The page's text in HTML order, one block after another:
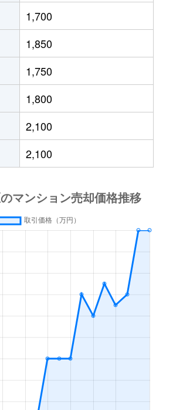
2,300万円
3,800万円
2,100万円
1,700万円
2,100万円
3,000万円
環状通東
2,700万円 環状通東
350万円 北18条
北18条
北18条
2,200万円 北18条
1,600万円
1,700
1,850
1,750
1,800
2,100
2,100